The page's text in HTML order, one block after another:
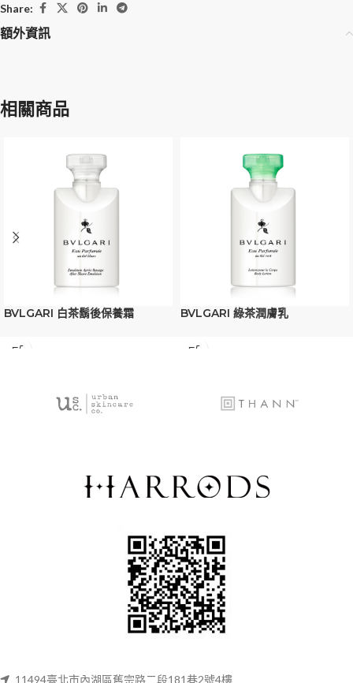
Share:
額外資訊
相關商品
BVLGARI 白茶鬍後保養霜 BVLGARI 綠茶潤膚乳
11494臺北市內湖區舊宗路二段181巷2號4樓